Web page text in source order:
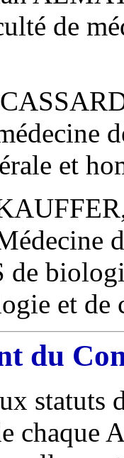
de
et
de
et
du
chaque